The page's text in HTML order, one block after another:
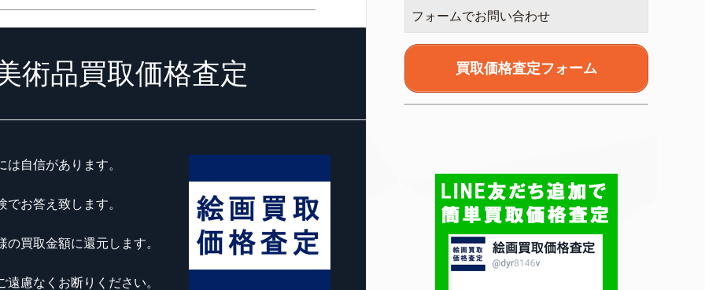
術品買取価格査定
自信があります。
お答え致します。
買取金額に還元します。
慮なくお断りください。
フォームでお問い合わせ
買取価格査定フォーム